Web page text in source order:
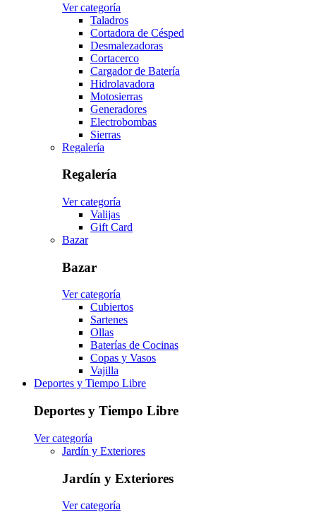
Ver categoría
Taladros
Cortadora de Césped
Desmalezadoras
Cortacerco
Cargador de Batería
Hidrolavadora
Motosierras
Generadores
Electrobombas
Sierras
Regalería
Regalería
Ver categoría
Valijas
Gift Card
Bazar
Bazar
Ver categoría
Cubiertos
Sartenes
Ollas
Baterías de Cocinas
Copas y Vasos
Vajilla
Deportes y Tiempo Libre
Deportes y Tiempo Libre
Ver categoría
Jardín y Exteriores
Jardín y Exteriores
Ver categoría